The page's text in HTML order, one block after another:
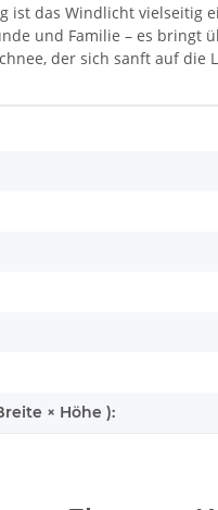
ist das Windlicht vielseitig
und Familie – es
der sich sanft auf die
× Höhe ):